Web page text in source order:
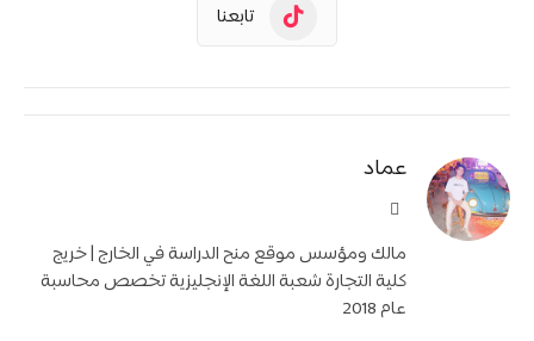
تابعنا
عماد
مالك ومؤسس موقع منح الدراسة في الخارج | خريج
كلية التجارة شعبة اللغة الإنجليزية تخصص محاسبة
عام 2018